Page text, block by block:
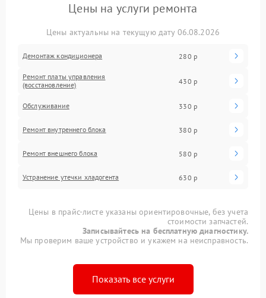
Цены на услуги ремонта
Цены актуальны на текущую дату 06.08.2026
Демонтаж кондиционера 280 р
Ремонт платы управления
(восстановление)
430 р
Обслуживание 330 р
Ремонт внутреннего блока 380 р
Ремонт внешнего блока 580 р
Устранение утечки хладогента 630 р
Цены в прайс-листе указаны ориентировочные, без учета
стоимости запчастей.
Записывайтесь на бесплатную диагностику.
Мы проверим ваше устройство и укажем на неисправность.
Показать все услуги